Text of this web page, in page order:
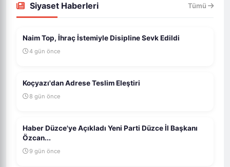
Siyaset Haberleri Tümü
Naim Top, İhraç İstemiyle Disipline Sevk Edildi
4 gün önce
Koçyazı'dan Adrese Teslim Eleştiri
8 gün önce
Haber Düzce'ye Açıkladı Yeni Parti Düzce İl Başkanı
Özcan...
9 gün önce